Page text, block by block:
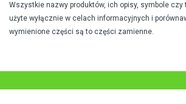
Wszystkie nazwy produktów, ich opisy, symbole czy
użyte wyłącznie w celach informacyjnych i
wymienione części są to części zamienne.